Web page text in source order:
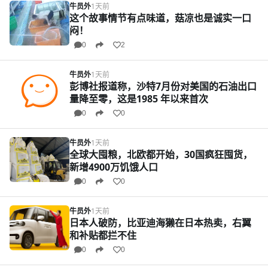
牛员外1天前
这个故事情节有点味道，菇凉也是诚实一口
闷！
0 2
牛员外1天前
彭博社报道称，沙特7月份对美国的石油出口
量降至零，这是1985 年以来首次
0 0
牛员外1天前
全球大囤粮，北欧都开始，30国疯狂囤货，
新增4900万饥饿人口
0 0
牛员外1天前
日本人破防，比亚迪海獭在日本热卖，右翼
和补贴都拦不住
0 0